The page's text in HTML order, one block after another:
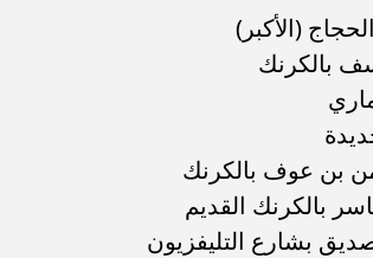
(الأكبر)
بالكرنك
بن عوف بالكرنك
بالكرنك القديم
بشارع التليفزيون